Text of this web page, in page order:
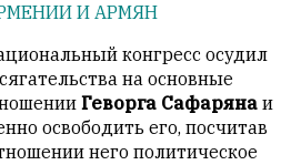
И АРМЯН
конгресс осудил
на основные
Геворга Сафаряна и
освободить его, посчитав
него политическое